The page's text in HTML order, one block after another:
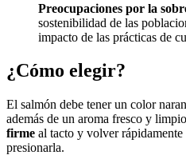
Preocupaciones por la
sostenibilidad de las
impacto de las prácticas de
¿Cómo elegir?
El salmón debe tener un color
además de un aroma fresco y
firme al tacto y volver
presionarla.